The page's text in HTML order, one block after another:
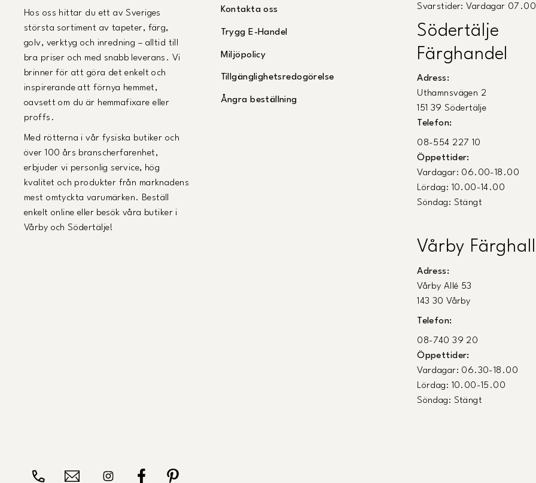
Hos oss hittar du ett av Sveriges
största sortiment av tapeter, färg,
golv, verktyg och inredning – alltid till
bra priser och med snabb leverans. Vi
brinner för att göra det enkelt och
inspirerande att förnya hemmet,
oavsett om du är hemmafixare eller
proffs.
Med rötterna i vår fysiska butiker och
över 100 års branscherfarenhet,
erbjuder vi personlig service, hög
kvalitet och produkter från marknadens
mest omtyckta varumärken. Beställ
enkelt online eller besök våra butiker i
Vårby och Södertälje!
Kontakta oss
Trygg E-Handel
Miljöpolicy
Tillgänglighetsredogörelse
Ångra beställning
Svarstider: Vardagar
Södertälje
Färghandel
Adress:
Uthamnsvägen 2
151 39 Södertälje
Telefon:
08-554 227 10
Öppettider:
Vardagar: 06.00-18.00
Lördag: 10.00-14.00
Söndag: Stängt
Vårby Färghall
Adress:
Vårby Allé 53
143 30 Vårby
Telefon:
08-740 39 20
Öppettider:
Vardagar: 06.30-18.00
Lördag: 10.00-15.00
Söndag: Stängt